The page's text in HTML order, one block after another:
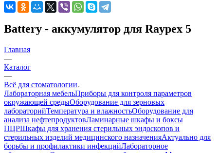
Battery - аккумулятор для Raypex 5
Главная
—
Каталог
—
Всё для стоматологии
Лабораторная мебельПриборы для контроля параметров
окружающей средыОборудование для зерновых
лабораторийТемпература и влажностьОборудование для
анализа нефтепродуктовЛаминарные шкафы и боксы
ПЦРШкафы для хранения стерильных эндоскопов и
стерильных изделий медицинского назначенияАктуально для
борьбы и профилактики инфекцийЛабораторное